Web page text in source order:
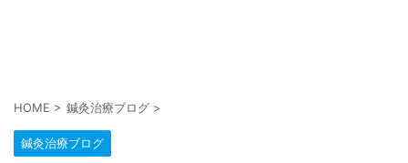
HOME > 鍼灸治療ブログ >
鍼灸治療ブログ